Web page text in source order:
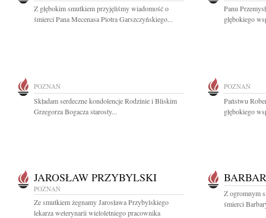
Z głębokim smutkiem przyjęliśmy wiadomość o
śmierci Pana Mecenasa Piotra Garszczyńskiego...
Panu
głębokiego
POZNAŃ
Składam serdeczne kondolencje Rodzinie i Bliskim
Grzegorza Bogacza starosty...
POZNAŃ
Państwu
głębokiego
JAROSŁAW PRZYBYLSKI
POZNAŃ
Ze smutkiem żegnamy Jarosława Przybylskiego
lekarza weterynarii wieloletniego pracownika
Z ogromnym
śmierci